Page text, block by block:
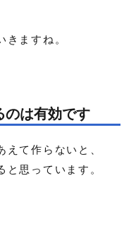
きますね。
のは有効です
て作らないと、
と思っています。